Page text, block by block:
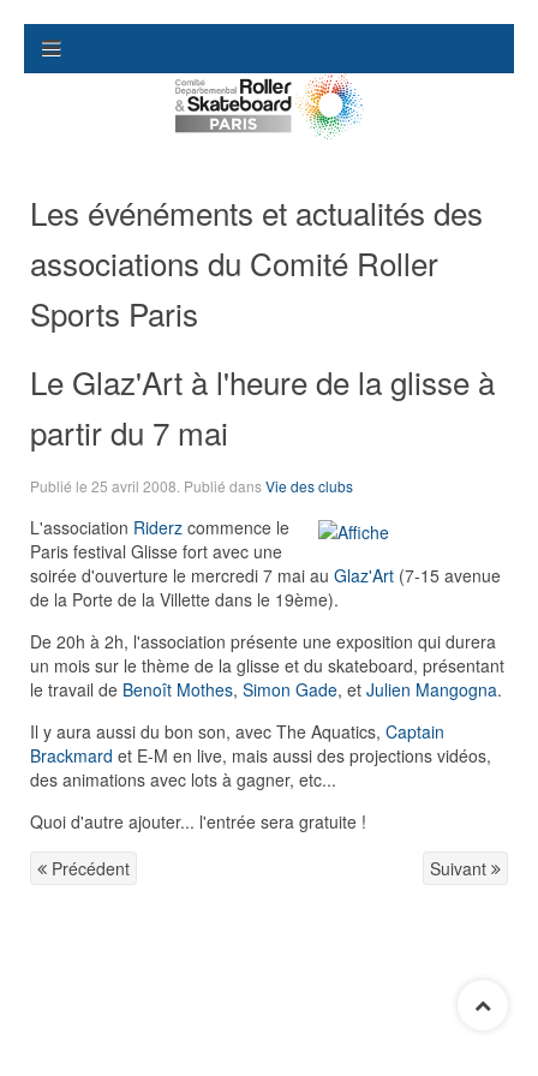
Les événéments et actualités des
associations du Comité Roller
Sports Paris
Le Glaz'Art à l'heure de la glisse à
partir du 7 mai
Publié le 25 avril 2008 . Publié dansVie des clubs
L'association Riderz commence le
Paris festival Glisse fort avec une
soirée d'ouverture le mercredi 7 mai au Glaz'Art (7-15 avenue
de la Porte de la Villette dans le 19ème).
De 20h à 2h, l'association présente une exposition qui durera
un mois sur le thème de la glisse et du skateboard, présentant
le travail de Benoît Mothes, Simon Gade, et Julien Mangogna.
Il y aura aussi du bon son, avec The Aquatics, Captain
Brackmard et E-M en live, mais aussi des projections vidéos,
des animations avec lots à gagner, etc...
Quoi d'autre ajouter... l'entrée sera gratuite !
Précédent
Suivant